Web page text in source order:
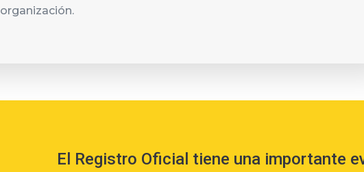
organización.
El Registro Oficial tiene una importante